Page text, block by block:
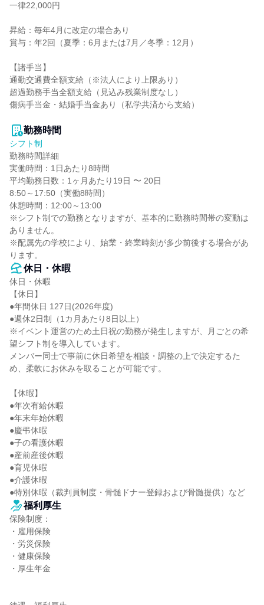
一律22,000円
昇給：毎年4月に改定の場合あり
賞与：年2回（夏季：6月または7月／冬季：12月）
【諸手当】
通勤交通費全額支給（※法人により上限あり）
超過勤務手当全額支給（見込み残業制度なし）
傷病手当金・結婚手当金あり（私学共済から支給）
勤務時間
シフト制
勤務時間詳細
実働時間：1日あたり8時間
平均勤務日数：1ヶ月あたり19日 〜 20日
8:50～17:50（実働8時間）
休憩時間：12:00～13:00
※シフト制での勤務となりますが、基本的に勤務時間帯の変動は
ありません。
※配属先の学校により、始業・終業時刻が多少前後する場合があ
ります。
休日・休暇
休日・休暇
【休日】
●年間休日 127日(2026年度)
●週休2日制（1カ月あたり8日以上）
※イベント運営のため土日祝の勤務が発生しますが、月ごとの希
望シフト制を導入しています。
メンバー同士で事前に休日希望を相談・調整の上で決定するた
め、柔軟にお休みを取ることが可能です。
【休暇】
●年次有給休暇
●年末年始休暇
●慶弔休暇
●子の看護休暇
●産前産後休暇
●育児休暇
●介護休暇
●特別休暇（裁判員制度・骨髄ドナー登録および骨髄提供）など
福利厚生
保険制度：
・雇用保険
・労災保険
・健康保険
・厚生年金